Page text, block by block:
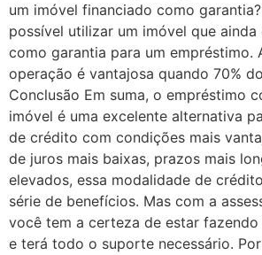
um imóvel financiado como
possível utilizar um imóvel que
como garantia para um empréstimo.
operação é vantajosa quando 70%
Conclusão Em suma, o empréstimo
imóvel é uma excelente alternativa
de crédito com condições mais
de juros mais baixas, prazos mais
elevados, essa modalidade de
série de benefícios. Mas com a
você tem a certeza de estar fazendo
e terá todo o suporte necessário.